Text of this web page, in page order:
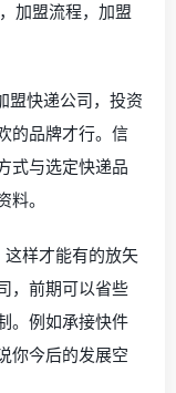
加盟流程，加盟
盟快递公司，投资
的品牌才行。信
式与选定快递品
。
样才能有的放矢
，前期可以省些
。例如承接快件
你今后的发展空